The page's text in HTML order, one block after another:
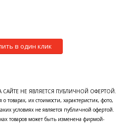
в один клик
НЕ ЯВЛЯЕТСЯ ПУБЛИЧНОЙ ОФЕРТОЙ.
товарах, их стоимости, характеристик, фото,
условиях не является публичной офертой.
товаров может быть изменена фирмой-